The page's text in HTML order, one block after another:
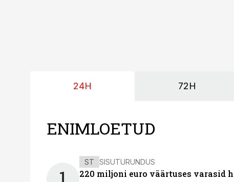
24H 72H
ENIMLOETUD
ST SISUTURUNDUS
220 miljoni euro väärtuses varasid